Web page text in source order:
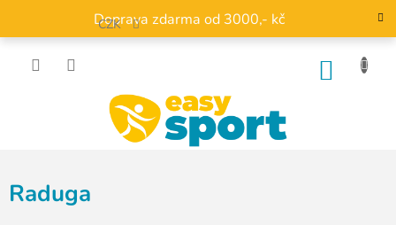
obsah
Doprava zdarma od 3000,- kč
CZK
Raduga